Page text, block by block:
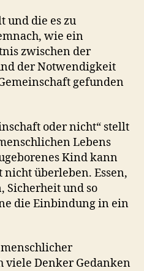
und die es zu
wie ein
zwischen der
der Notwendigkeit
gefunden
oder nicht“ stellt
Lebens
Kind kann
überleben. Essen,
Sicherheit und so
die Einbindung in ein
viele Denker Gedanken